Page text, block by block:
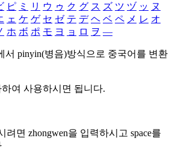
ピ ミ リ ウ ゥ ク グ ス ズ ツ ヅ ッ ヌ
ェ ケ ゲ セ ゼ テ デ ヘ ベ ペ メ レ オ
ホ ボ ポ モ ヨ ョ ロ ヲ ―
서 pinyin(병음)방식으로 중국어를 변환
여 사용하시면 됩니다.
려면 zhongwen을 입력하시고 space를